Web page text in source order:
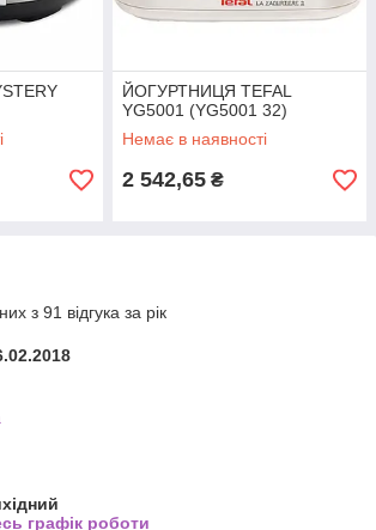
ЙОГУРТНИЦЯ TEFAL
YG5001 (YG5001 32)
Немає в наявності
2 542,65 ₴
з 91 відгука за рік
графік роботи